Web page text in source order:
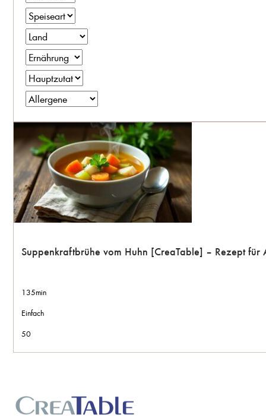
Suppenkraftbrühe vom Huhn [CreaTable] – Rezept für
135min
Einfach
50